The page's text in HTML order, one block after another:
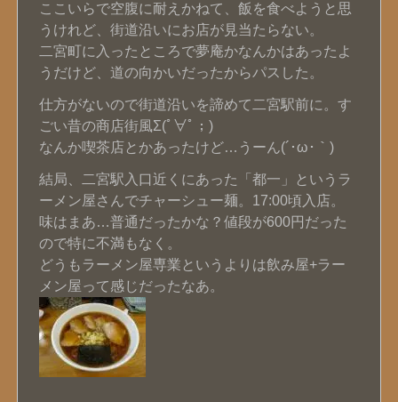
ここいらで空腹に耐えかねて、飯を食べようと思
うけれど、街道沿いにお店が見当たらない。
二宮町に入ったところで夢庵かなんかはあったよ
うだけど、道の向かいだったからパスした。
仕方がないので街道沿いを諦めて二宮駅前に。す
ごい昔の商店街風Σ(ﾟ∀ﾟ；)
なんか喫茶店とかあったけど…うーん(´･ω･｀)
結局、二宮駅入口近くにあった「都一」というラ
ーメン屋さんでチャーシュー麺。17:00頃入店。
味はまあ…普通だったかな？値段が600円だった
ので特に不満もなく。
どうもラーメン屋専業というよりは飲み屋+ラー
メン屋って感じだったなあ。